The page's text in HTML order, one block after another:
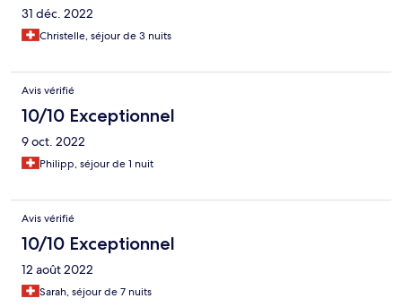
31 déc. 2022
Christelle, séjour de 3 nuits
Avis vérifié
10/10 Exceptionnel
9 oct. 2022
Philipp, séjour de 1 nuit
Avis vérifié
10/10 Exceptionnel
12 août 2022
Sarah, séjour de 7 nuits